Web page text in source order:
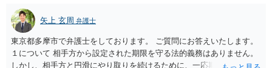
矢上 玄周 弁護士
東京都多摩市で弁護士をしております。 ご質問にお答えいたします。
１について 相手方から設定された期限を守る法的義務はありません。
しかし、相手方と円滑にやり取りを続けるために、一応期限を守って